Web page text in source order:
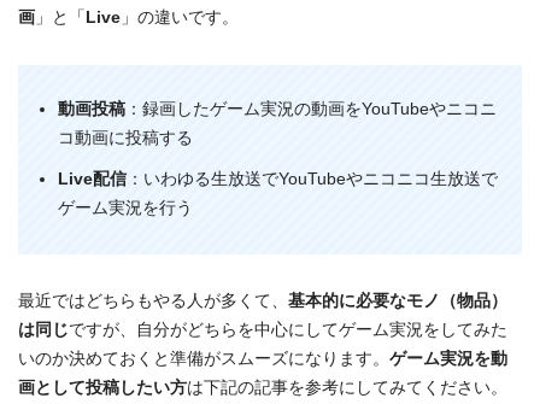
画 」と「 Live 」の違いです。
動画投稿：録画したゲーム実況の動画をYouTubeやニコニ
コ動画に投稿する
Live配信：いわゆる生放送でYouTubeやニコニコ生放送で
ゲーム実況を行う
最近ではどちらもやる人が多くて、 基本的に必要なモノ（物品）
は同じですが、自分がどちらを中心にしてゲーム実況をしてみた
いのか決めておくと準備がスムーズになります。 ゲーム実況を動
画として投稿したい方は下記の記事を参考にしてみてください。